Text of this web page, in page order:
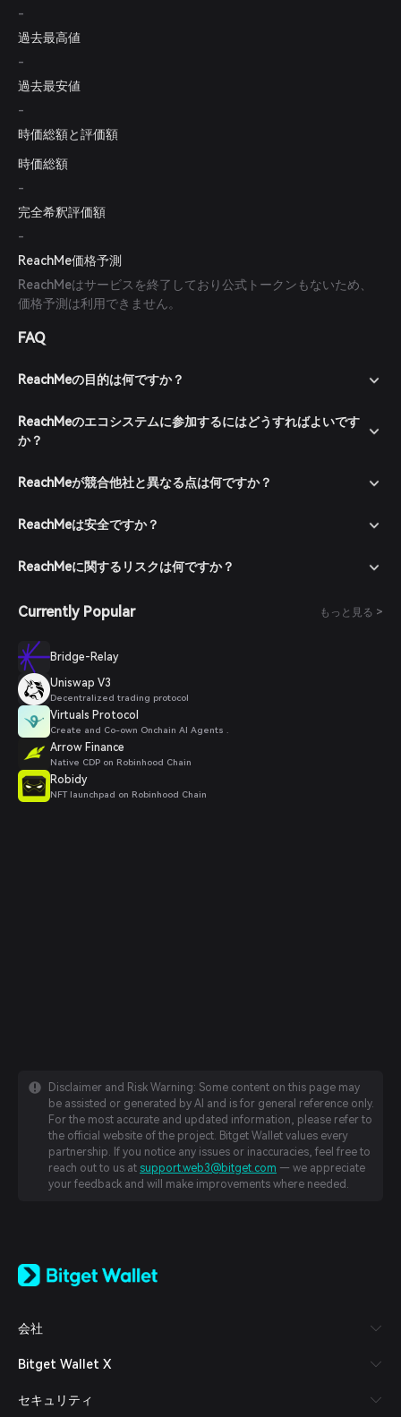
-
過去最高値
-
過去最安値
-
時価総額と評価額
時価総額
-
完全希釈評価額
-
ReachMe価格予測
ReachMeはサービスを終了しており公式トークンもないため、
価格予測は利用できません。
FAQ
ReachMeの目的は何ですか？
ReachMeのエコシステムに参加するにはどうすればよいです
か？
ReachMeが競合他社と異なる点は何ですか？
ReachMeは安全ですか？
ReachMeに関するリスクは何ですか？
Currently Popular もっと見る >
Bridge-Relay
Uniswap V3
Decentralized trading protocol
Virtuals Protocol
Create and Co-own Onchain AI Agents .
Arrow Finance
Native CDP on Robinhood Chain
Robidy
NFT launchpad on Robinhood Chain
Disclaimer and Risk Warning: Some content on this page may
be assisted or generated by AI and is for general reference only.
For the most accurate and updated information, please refer to
the official website of the project. Bitget Wallet values every
partnership. If you notice any issues or inaccuracies, feel free to
reach out to us at support.web3@bitget.com — we appreciate
your feedback and will make improvements where needed.
日本語
Español (Latinoamérica)
Italiano
Deutsch
会社
Bitget Wallet X
セキュリティ